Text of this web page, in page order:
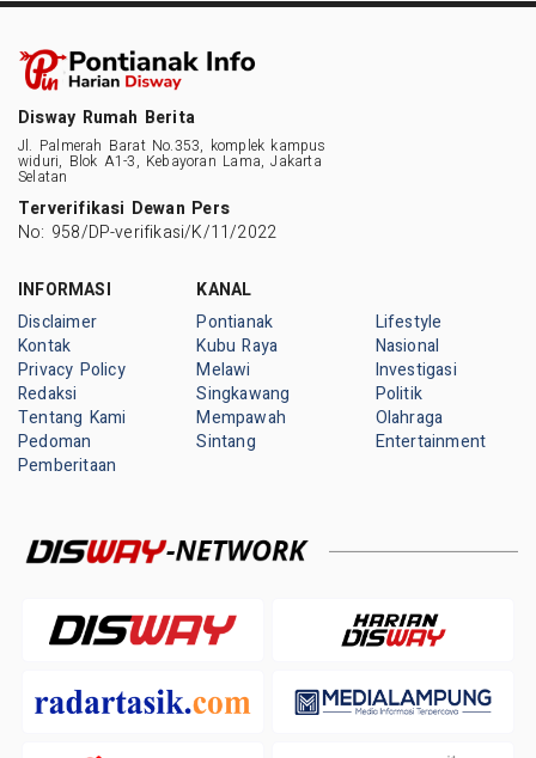
Disway Rumah Berita
Jl. Palmerah Barat No.353, komplek kampus
widuri, Blok A1-3, Kebayoran Lama, Jakarta
Selatan
Terverifikasi Dewan Pers
No: 958/DP-verifikasi/K/11/2022
INFORMASI
Disclaimer
Kontak
Privacy Policy
Redaksi
Tentang Kami
Pedoman
Pemberitaan
KANAL
Pontianak
Kubu Raya
Melawi
Singkawang
Mempawah
Sintang
Lifestyle
Nasional
Investigasi
Politik
Olahraga
Entertainment